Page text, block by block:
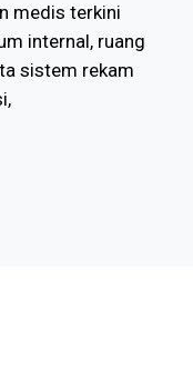
medis terkini
internal, ruang
sistem rekam